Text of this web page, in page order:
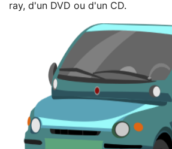
ray, d'un DVD ou d'un CD.